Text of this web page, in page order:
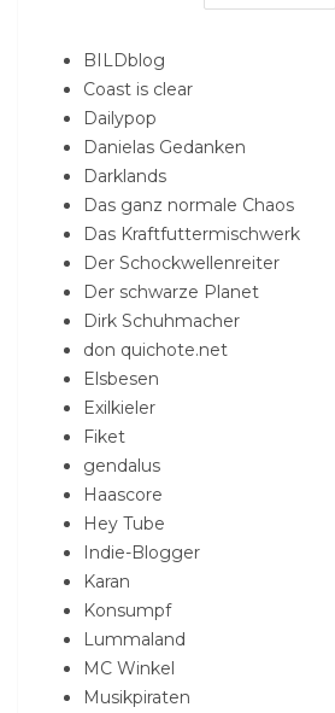
BILDblog
Coast is clear
Dailypop
Danielas Gedanken
Darklands
Das ganz normale Chaos
Das Kraftfuttermischwerk
Der Schockwellenreiter
Der schwarze Planet
Dirk Schuhmacher
don quichote.net
Elsbesen
Exilkieler
Fiket
gendalus
Haascore
Hey Tube
Indie-Blogger
Karan
Konsumpf
Lummaland
MC Winkel
Musikpiraten